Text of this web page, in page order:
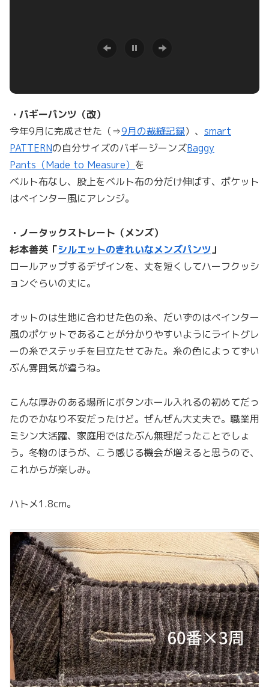
・バギーパンツ（改）
今年9月に完成させた（⇒9月の裁縫記録）、 smart
PATTERNの自分サイズのバギージーンズBaggy
Pants（Made to Measure） を
ベルト布なし、股上をベルト布の分だけ伸ばす、ポケット
はペインター風にアレンジ。
・ノータックストレート（メンズ）
杉本善英「シルエットのきれいなメンズパンツ」
ロールアップするデザインを、丈を短くしてハーフクッシ
ョンぐらいの丈に。
オットのは生地に合わせた色の糸、だいずのはペインター
風のポケットであることが分かりやすいようにライトグレ
ーの糸でステッチを目立たせてみた。糸の色によってずい
ぶん雰囲気が違うね。
こんな厚みのある場所にボタンホール入れるの初めてだっ
たのでかなり不安だったけど。ぜんぜん大丈夫で。職業用
ミシン大活躍、家庭用ではたぶん無理だったことでしょ
う。冬物のほうが、こう感じる機会が増えると思うので、
これからが楽しみ。
ハトメ1.8cm。